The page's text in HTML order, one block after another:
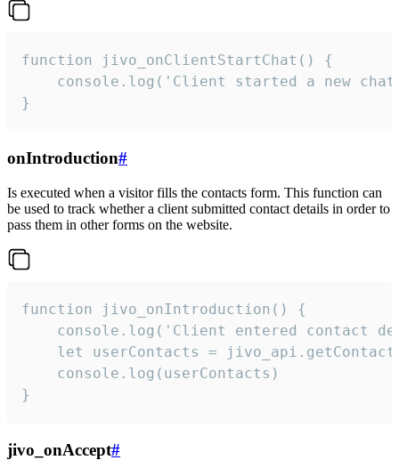
function jivo_onClientStartChat() {
console.log('Client started a new
}
onIntroduction#
Is executed when a visitor fills the contacts form. This function can
be used to track whether a client submitted contact details in order to
pass them in other forms on the website.
function jivo_onIntroduction() {
console.log('Client entered contact
let userContacts =
    console.log(userContacts)
}
jivo_onAccept#